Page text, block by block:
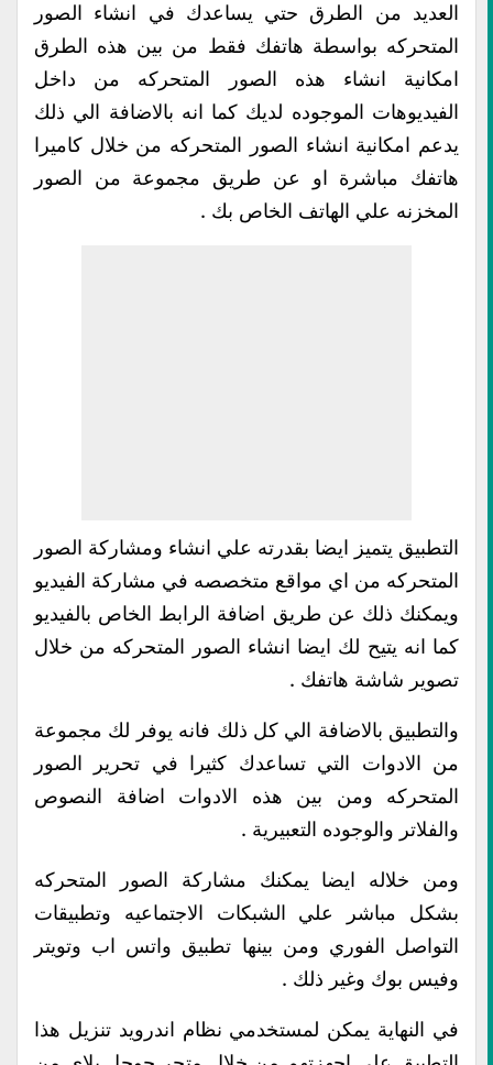
العديد من الطرق حتي يساعدك في انشاء الصور
المتحركه بواسطة هاتفك فقط من بين هذه الطرق
امكانية انشاء هذه الصور المتحركه من داخل
الفيديوهات الموجوده لديك كما انه بالاضافة الي ذلك
يدعم امكانية انشاء الصور المتحركه من خلال كاميرا
هاتفك مباشرة او عن طريق مجموعة من الصور
المخزنه علي الهاتف الخاص بك .
التطبيق يتميز ايضا بقدرته علي انشاء ومشاركة الصور
المتحركه من اي مواقع متخصصه في مشاركة الفيديو
ويمكنك ذلك عن طريق اضافة الرابط الخاص بالفيديو
كما انه يتيح لك ايضا انشاء الصور المتحركه من خلال
تصوير شاشة هاتفك .
والتطبيق بالاضافة الي كل ذلك فانه يوفر لك مجموعة
من الادوات التي تساعدك كثيرا في تحرير الصور
المتحركه ومن بين هذه الادوات اضافة النصوص
والفلاتر والوجوده التعبيرية .
ومن خلاله ايضا يمكنك مشاركة الصور المتحركه
بشكل مباشر علي الشبكات الاجتماعيه وتطبيقات
التواصل الفوري ومن بينها تطبيق واتس اب وتويتر
وفيس بوك وغير ذلك .
في النهاية يمكن لمستخدمي نظام اندرويد تنزيل هذا